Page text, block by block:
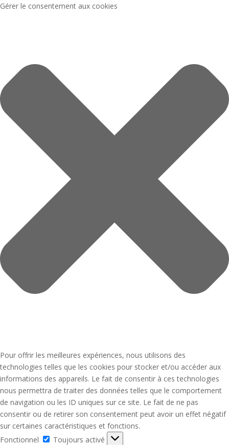
Gérer le consentement aux cookies
Pour offrir les meilleures expériences, nous utilisons des
technologies telles que les cookies pour stocker et/ou accéder aux
informations des appareils. Le fait de consentir à ces technologies
nous permettra de traiter des données telles que le comportement
de navigation ou les ID uniques sur ce site. Le fait de ne pas
consentir ou de retirer son consentement peut avoir un effet négatif
sur certaines caractéristiques et fonctions.
Fonctionnel
Fonctionnel
Toujours activé